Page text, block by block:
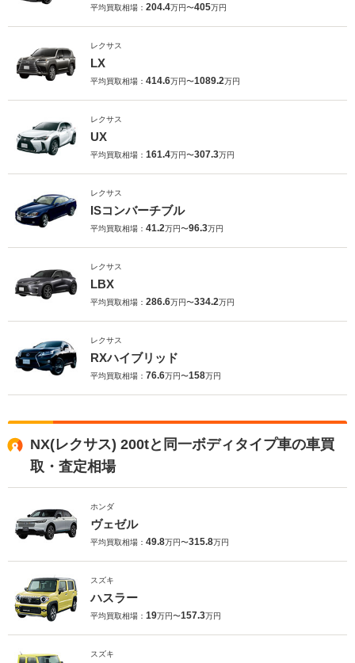
平均買取相場： 204.4万円〜405万円
レクサス
LX
平均買取相場： 414.6万円〜1089.2万円
レクサス
UX
平均買取相場： 161.4万円〜307.3万円
レクサス
ISコンバーチブル
平均買取相場： 41.2万円〜96.3万円
レクサス
LBX
平均買取相場： 286.6万円〜334.2万円
レクサス
RXハイブリッド
平均買取相場： 76.6万円〜158万円
NX(レクサス) 200tと同一ボディタイプ車の車買
取・査定相場
ホンダ
ヴェゼル
平均買取相場： 49.8万円〜315.8万円
スズキ
ハスラー
平均買取相場： 19万円〜157.3万円
スズキ